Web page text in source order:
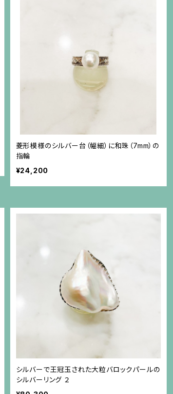
菱形模様のシルバー台（幅細）に和珠（7mm）の
指輪
¥24,200
シルバーで王冠玉された大粒バロックパールの
シルバーリング ２